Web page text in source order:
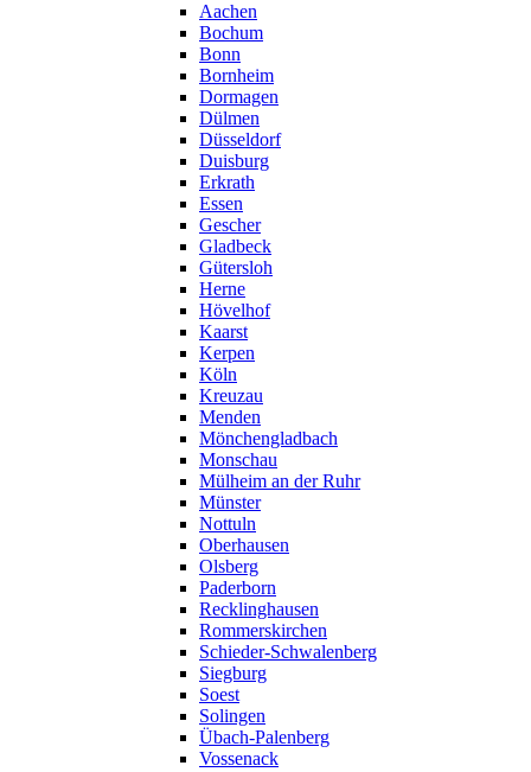
Aachen
Bochum
Bonn
Bornheim
Dormagen
Dülmen
Düsseldorf
Duisburg
Erkrath
Essen
Gescher
Gladbeck
Gütersloh
Herne
Hövelhof
Kaarst
Kerpen
Köln
Kreuzau
Menden
Mönchengladbach
Monschau
Mülheim an der Ruhr
Münster
Nottuln
Oberhausen
Olsberg
Paderborn
Recklinghausen
Rommerskirchen
Schieder-Schwalenberg
Siegburg
Soest
Solingen
Übach-Palenberg
Vossenack